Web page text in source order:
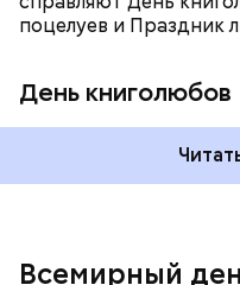
поцелуев и Праздник
День книголюбов
Всемирный